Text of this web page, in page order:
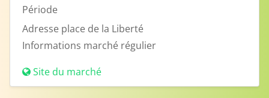
Période
Adresse place de la Liberté
Informations marché régulier
Site du marché